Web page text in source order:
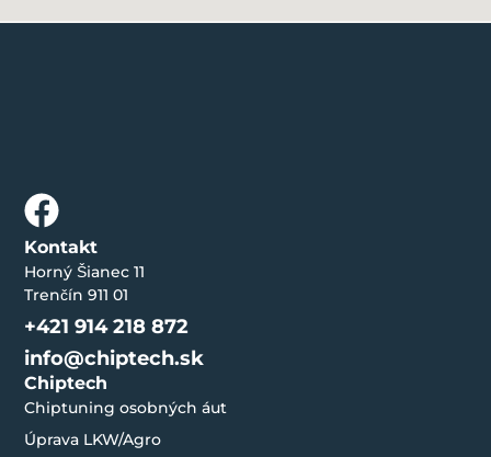
Chiptech
Chiptuning osobných áut
Úprava LKW/Agro
Kontakt
Horný Šianec 11
Trenčín 911 01
+421 914 218 872
info@chiptech.sk